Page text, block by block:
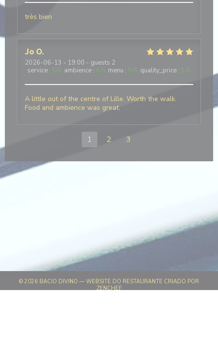
très bien
Jo O
2026-06-13 - 19:00 - guests 2
service : ambience : menu : quality_price :
A little out of the centre of Lille. Worth the walk.
Food and ambience was great.
1 2 3
© 2026 BACIO DIVINO — WEBSITE DO RESTAURANTE CRIADO POR
ZENCHEF((ABRE NUMA NOVA JANELA))